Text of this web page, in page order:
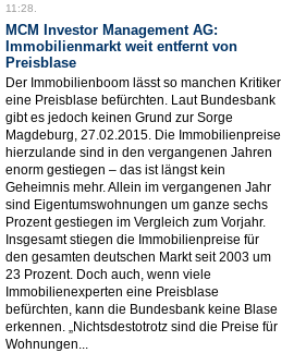
11:28.
MCM Investor Management AG:
Immobilienmarkt weit entfernt von
Preisblase
Der Immobilienboom lässt so manchen Kritiker
eine Preisblase befürchten. Laut Bundesbank
gibt es jedoch keinen Grund zur Sorge
Magdeburg, 27.02.2015. Die Immobilienpreise
hierzulande sind in den vergangenen Jahren
enorm gestiegen – das ist längst kein
Geheimnis mehr. Allein im vergangenen Jahr
sind Eigentumswohnungen um ganze sechs
Prozent gestiegen im Vergleich zum Vorjahr.
Insgesamt stiegen die Immobilienpreise für
den gesamten deutschen Markt seit 2003 um
23 Prozent. Doch auch, wenn viele
Immobilienexperten eine Preisblase
befürchten, kann die Bundesbank keine Blase
erkennen. „Nichtsdestotrotz sind die Preise für
Wohnungen...